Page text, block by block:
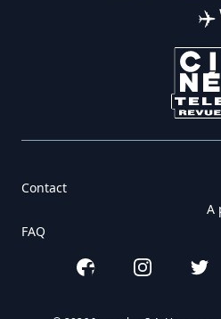
Contact
FAQ
A
FacebookInstagram